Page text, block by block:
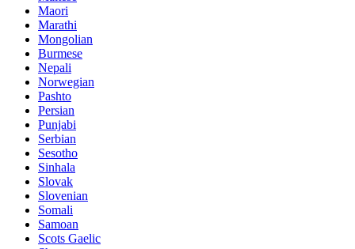
Maori
Marathi
Mongolian
Burmese
Nepali
Norwegian
Pashto
Persian
Punjabi
Serbian
Sesotho
Sinhala
Slovak
Slovenian
Somali
Samoan
Scots Gaelic